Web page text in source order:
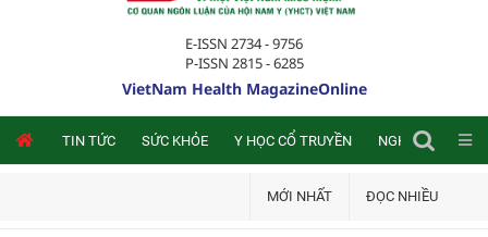
E-ISSN 2734 - 9756
P-ISSN 2815 - 6285
VietNam Health MagazineOnline
TIN TỨC SỨC KHỎE Y HỌC CỔ TRUYỀN NGHIÊN CỨU
MỚI NHẤT ĐỌC NHIỀU